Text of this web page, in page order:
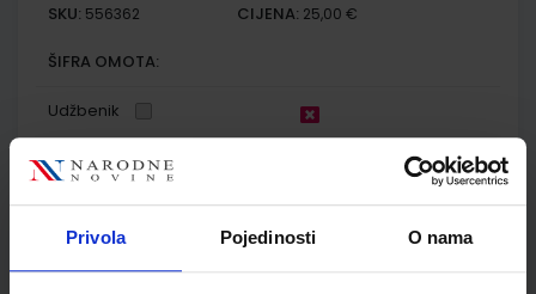
Privola Pojedinosti O nama
SKU: 556362 CIJENA: 25,00 €
ŠIFRA OMOTA:
Udžbenik
BIOLOGIJA 1; udžbenik biologije s dodatnim digitalnim
sadržajima u prvom razredu gimnazija
Autor(i):Ternjej Mihaljević Kerovec Lukša Vidović
Nakladnik:ŠKOLSKA KNJIGA d.d.